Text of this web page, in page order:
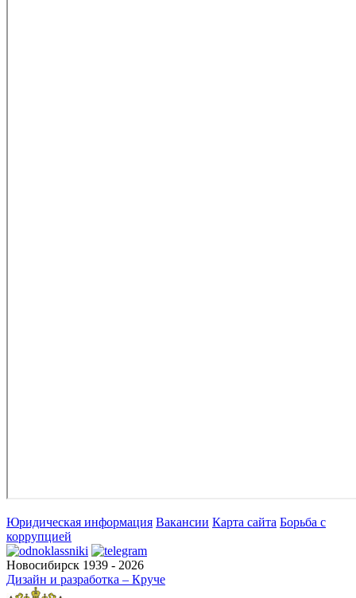
Юридическая информация Вакансии Карта сайта Борьба с
коррупцией
Новосибирск 1939 - 2026
Дизайн и разработка – Круче